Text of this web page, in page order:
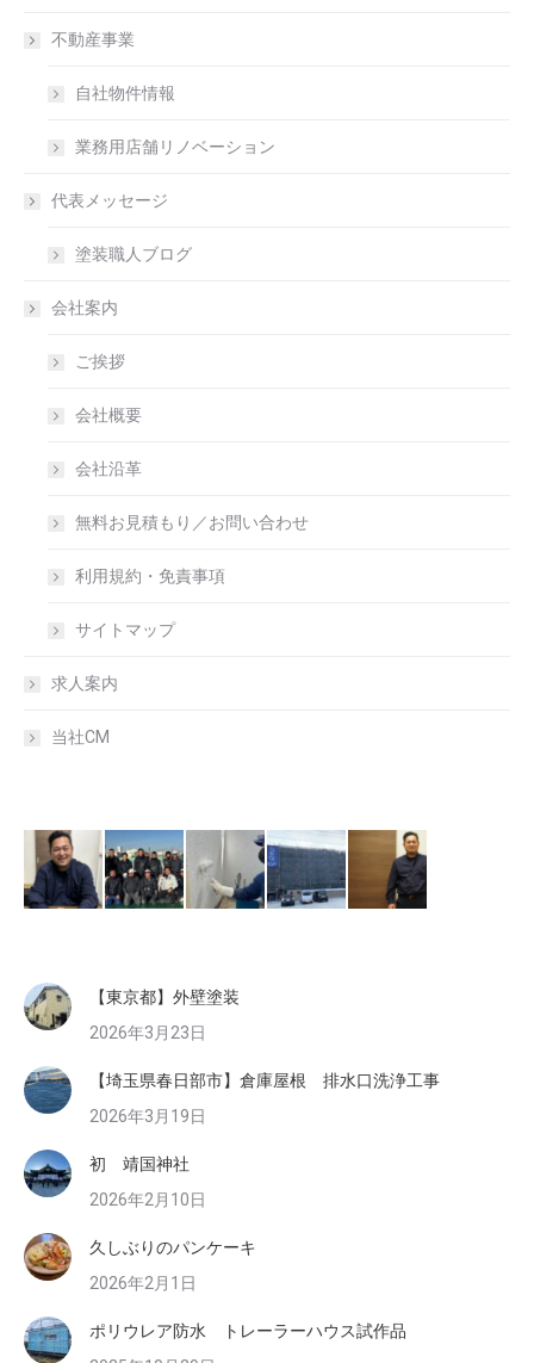
不動産事業
自社物件情報
業務用店舗リノベーション
代表メッセージ
塗装職人ブログ
会社案内
ご挨拶
会社概要
会社沿革
無料お見積もり／お問い合わせ
利用規約・免責事項
サイトマップ
求人案内
当社CM
【東京都】外壁塗装
2026年3月23日
【埼玉県春日部市】倉庫屋根 排水口洗浄工事
2026年3月19日
初 靖国神社
2026年2月10日
久しぶりのパンケーキ
2026年2月1日
ポリウレア防水 トレーラーハウス試作品